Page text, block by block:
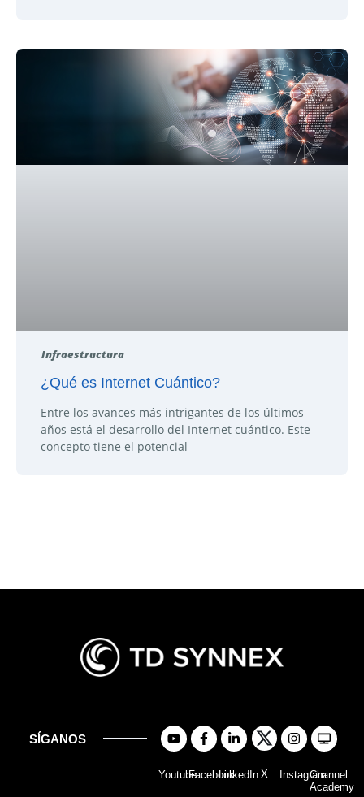
Infraestructura
¿Qué es Internet Cuántico?
Entre los avances más intrigantes de los últimos
años está el desarrollo del Internet cuántico. Este
concepto tiene el potencial
SÍGANOS
YoutubeFacebookLinkedIn X InstagramChannel
Academy